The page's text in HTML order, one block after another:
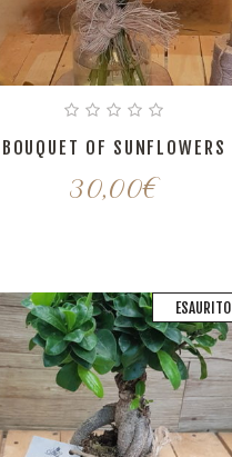
BOUQUET OF SUNFLOWERS
30,00€
ESAURITO